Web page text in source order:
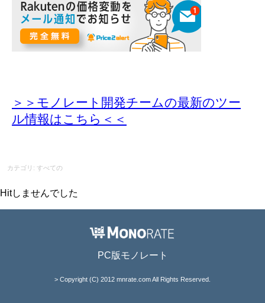
＞＞モノレート開発チームの最新のツー
ル情報はこちら＜＜
カテゴリ: すべての
Hitしませんでした
PC版モノレート
> Copyright (C) 2012 mnrate.com All Rights Reserved.